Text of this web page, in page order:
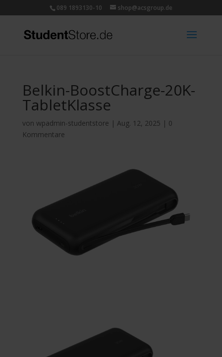
089 1893130-10 shop@acsgroup.de
Belkin-BoostCharge-20K-
TabletKlasse
von wpadmin-studentstore | Aug. 12, 2025 | 0
Kommentare